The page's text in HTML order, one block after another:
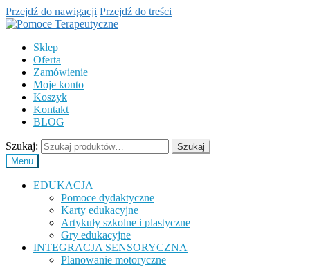
Przejdź do nawigacji Przejdź do treści
Sklep
Oferta
Zamówienie
Moje konto
Koszyk
Kontakt
BLOG
Szukaj:
Szukaj
Menu
EDUKACJA
Pomoce dydaktyczne
Karty edukacyjne
Artykuły szkolne i plastyczne
Gry edukacyjne
INTEGRACJA SENSORYCZNA
Planowanie motoryczne